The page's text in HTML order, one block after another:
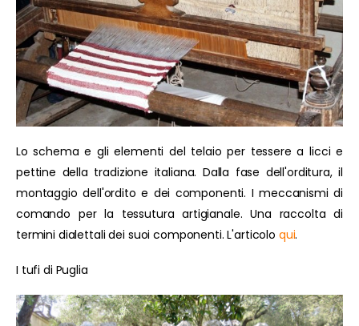
Lo schema e gli elementi del telaio per tessere a licci e
pettine della tradizione italiana. Dalla fase dell'orditura, il
montaggio dell'ordito e dei componenti. I meccanismi di
comando per la tessutura artigianale. Una raccolta di
termini dialettali dei suoi componenti. L'articolo qui.
I tufi di Puglia